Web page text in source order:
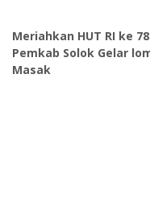
Meriahkan HUT RI ke 78
Pemkab Solok Gelar
Masak